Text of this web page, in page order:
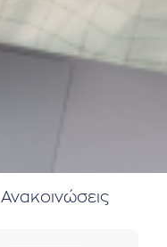
Ανακοινώσεις